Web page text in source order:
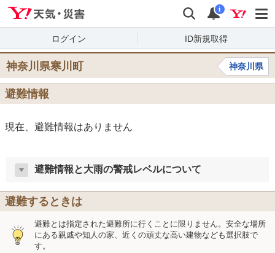
検索 通知
i
ログイン ID新規取得
神奈川県寒川町 神奈川県
避難情報
現在、避難情報はありません
避難情報と大雨の警戒レベルについて
避難するときは
避難とは指定された避難所に行くことに限りません。安全な場所
にある親戚や知人の家、近くの頑丈な高い建物なども選択肢で
す。